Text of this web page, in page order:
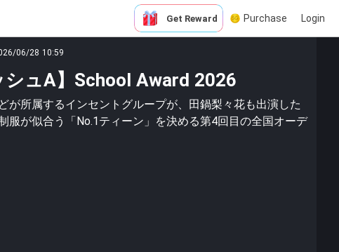
Get Reward Purchase Login
06/28 10:59
シュA】School Award 2026
が所属するインセントグループが、田鍋梨々花も出演した
服が似合う「No.1ティーン」を決める第4回目の全国オーデ